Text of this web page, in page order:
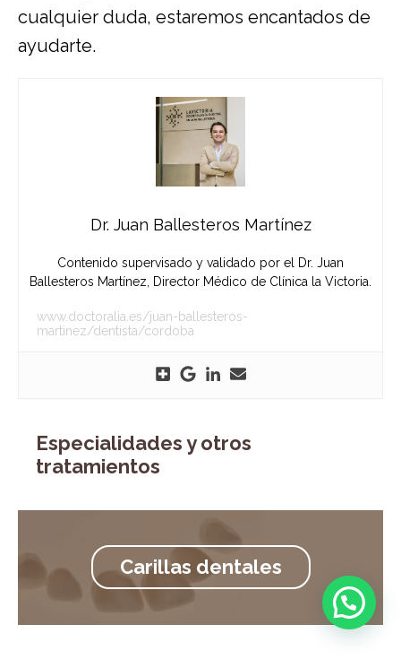
cualquier duda, estaremos encantados de
ayudarte.
Dr. Juan Ballesteros Martínez
Contenido supervisado y validado por el Dr. Juan
Ballesteros Martínez, Director Médico de Clínica la Victoria.
www.doctoralia.es/juan-ballesteros-
martinez/dentista/cordoba
Especialidades y otros
tratamientos
Carillas dentales